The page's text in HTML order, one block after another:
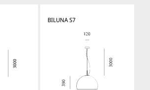
BILUNA S7